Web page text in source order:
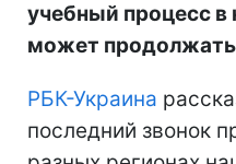
учебный процесс
может
РБК-Украина
последний звонок